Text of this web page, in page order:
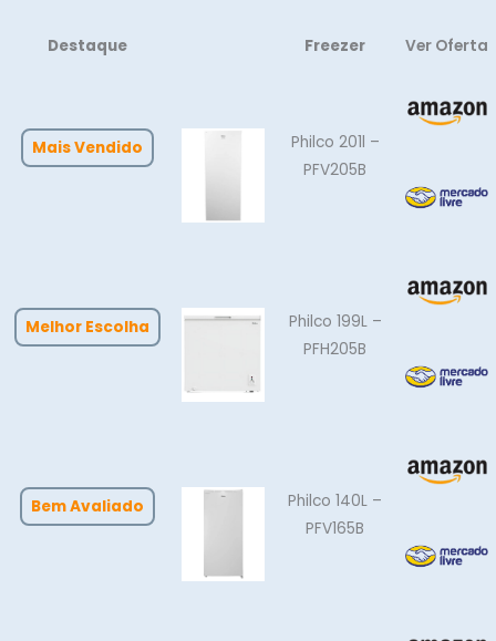
Destaque Freezer Ver Oferta
Mais Vendido
Philco 201l –
PFV205B
Melhor Escolha
Philco 199L –
PFH205B
Bem Avaliado
Philco 140L –
PFV165B